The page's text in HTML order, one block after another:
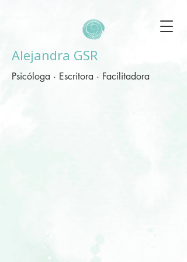
Alejandra GSR
Psicóloga · Escritora · Facilitadora